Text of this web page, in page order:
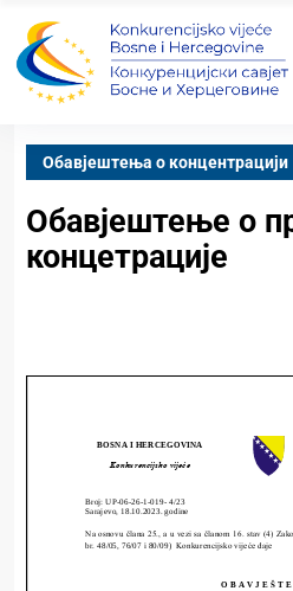
Обавјештења о концентрацији
Обавјештење о
концетрације